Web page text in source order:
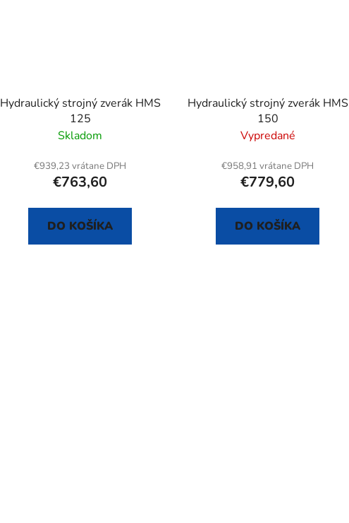
Hydraulický strojný zverák HMS
125
Skladom
€939,23 vrátane DPH
€763,60
DO KOŠÍKA
Hydraulický strojný zverák HMS
150
Vypredané
€958,91 vrátane DPH
€779,60
DO KOŠÍKA